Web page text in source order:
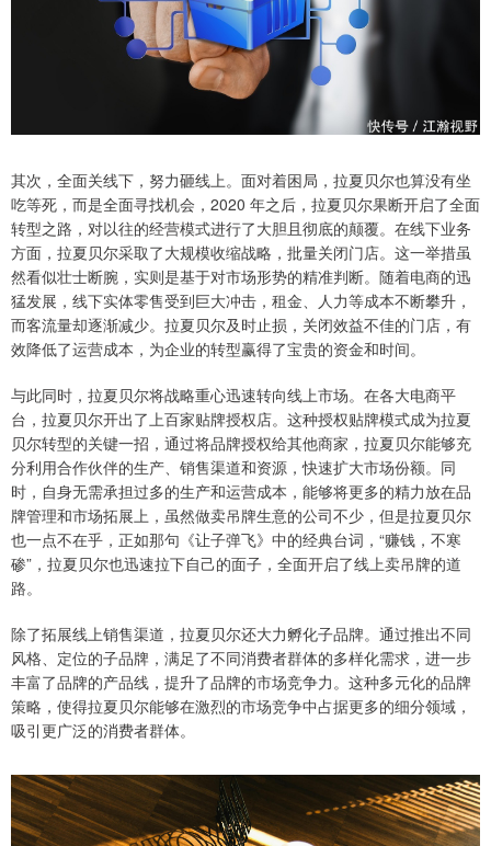
其次，全面关线下，努力砸线上。面对着困局，拉夏贝尔也算没有坐
吃等死，而是全面寻找机会，2020 年之后，拉夏贝尔果断开启了全面
转型之路，对以往的经营模式进行了大胆且彻底的颠覆。在线下业务
方面，拉夏贝尔采取了大规模收缩战略，批量关闭门店。这一举措虽
然看似壮士断腕，实则是基于对市场形势的精准判断。随着电商的迅
猛发展，线下实体零售受到巨大冲击，租金、人力等成本不断攀升，
而客流量却逐渐减少。拉夏贝尔及时止损，关闭效益不佳的门店，有
效降低了运营成本，为企业的转型赢得了宝贵的资金和时间。
与此同时，拉夏贝尔将战略重心迅速转向线上市场。在各大电商平
台，拉夏贝尔开出了上百家贴牌授权店。这种授权贴牌模式成为拉夏
贝尔转型的关键一招，通过将品牌授权给其他商家，拉夏贝尔能够充
分利用合作伙伴的生产、销售渠道和资源，快速扩大市场份额。同
时，自身无需承担过多的生产和运营成本，能够将更多的精力放在品
牌管理和市场拓展上，虽然做卖吊牌生意的公司不少，但是拉夏贝尔
也一点不在乎，正如那句《让子弹飞》中的经典台词，“赚钱，不寒
碜”，拉夏贝尔也迅速拉下自己的面子，全面开启了线上卖吊牌的道
路。
除了拓展线上销售渠道，拉夏贝尔还大力孵化子品牌。通过推出不同
风格、定位的子品牌，满足了不同消费者群体的多样化需求，进一步
丰富了品牌的产品线，提升了品牌的市场竞争力。这种多元化的品牌
策略，使得拉夏贝尔能够在激烈的市场竞争中占据更多的细分领域，
吸引更广泛的消费者群体。